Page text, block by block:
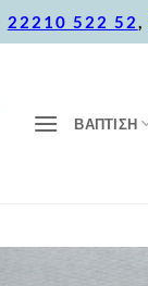
22210 522 52,
ΒΑΠΤΙΣΗ